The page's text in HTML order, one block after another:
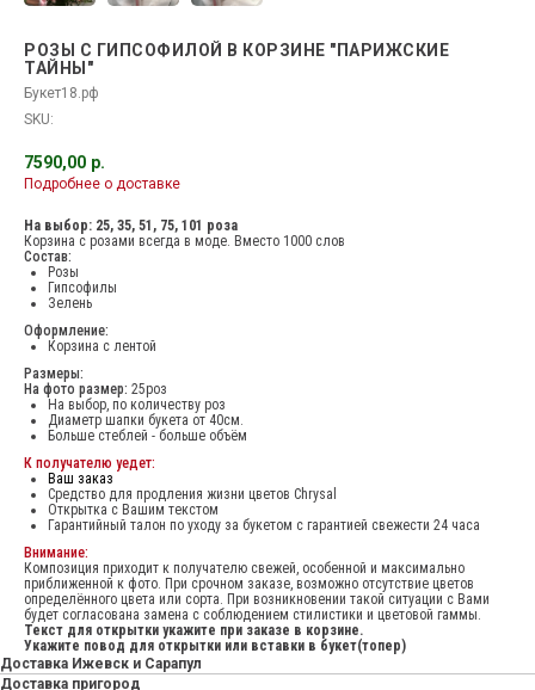
РОЗЫ С ГИПСОФИЛОЙ В КОРЗИНЕ "ПАРИЖСКИЕ
ТАЙНЫ"
Букет18.рф
SKU:
7590,00 р.
Подробнее о доставке
На выбор: 25, 35, 51, 75, 101 роза
Корзина с розами всегда в моде. Вместо 1000 слов
Состав:
Розы
Гипсофилы
Зелень
Оформление:
Корзина с лентой
Размеры:
На фото размер: 25роз
На выбор, по количеству роз
Диаметр шапки букета от 40см.
Больше стеблей - больше объём
К получателю уедет:
Ваш заказ
Средство для продления жизни цветов Chrysal
Открытка с Вашим текстом
Гарантийный талон по уходу за букетом с гарантией свежести 24 часа
Внимание:
Композиция приходит к получателю свежей, особенной и максимально
приближенной к фото. При срочном заказе, возможно отсутствие цветов
определённого цвета или сорта. При возникновении такой ситуации с Вами
будет согласована замена с соблюдением стилистики и цветовой гаммы.
Текст для открытки укажите при заказе в корзине.
Укажите повод для открытки или вставки в букет(топер)
Доставка Ижевск и Сарапул
Доставка пригород